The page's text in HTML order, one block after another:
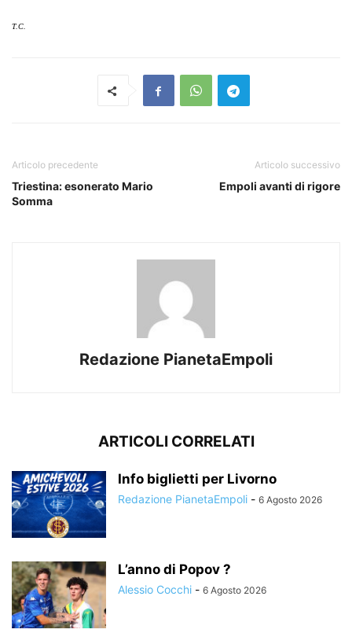
T.C.
Articolo precedente
Triestina: esonerato Mario
Somma
Articolo successivo
Empoli avanti di rigore
Redazione PianetaEmpoli
ARTICOLI CORRELATI
Info biglietti per Livorno
Redazione PianetaEmpoli - 6 Agosto 2026
L’anno di Popov ?
Alessio Cocchi - 6 Agosto 2026